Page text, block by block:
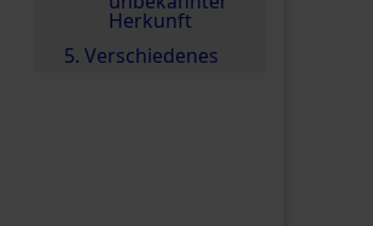
Herkunft
5. Verschiedenes